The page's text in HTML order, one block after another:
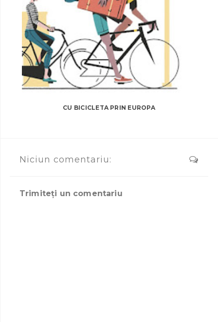
CU BICICLETA PRIN EUROPA
Niciun comentariu:
Trimiteți un comentariu